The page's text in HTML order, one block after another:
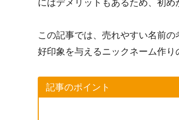
にはデメリットもあるため、初め
この記事では、売れやすい名前
好印象を与えるニックネーム作り
記事のポイント